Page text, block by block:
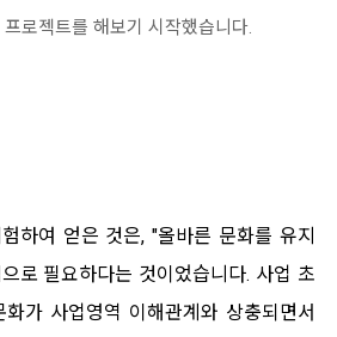
로젝트를 해보기 시작했습니다.
하여 얻은 것은, "올바른 문화를 유지
로 필요하다는 것이었습니다. 사업 초
가 사업영역 이해관계와 상충되면서